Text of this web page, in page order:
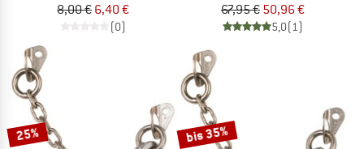
8,00 € 6,40 €
(0)
67,95 € 50,96 €
5,0(1)
25% bis 35%